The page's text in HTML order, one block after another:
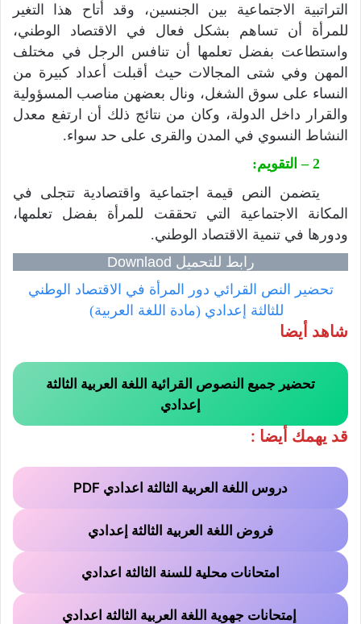
التراتبية الاجتماعية بين الجنسين، وقد أتاح هذا التغير
للمرأة أن تساهم بشكل فعال في الاقتصاد الوطني،
واستطاعت بفضل تعلمها أن تنافس الرجل في مختلف
المهن وفي شتى المجالات حيث أقبلت أعداد كبيرة من
النساء على سوق الشغل، ونال بعضهن مناصب المسؤولية
والقرار داخل الدولة، وكان من نتائج ذلك أن ارتفع معدل
النشاط النسوي في المدن والقرى على حد سواء.
2 – التقويم:
يتضمن النص قيمة اجتماعية واقتصادية تتجلى في
المكانة الاجتماعية التي تحققت للمرأة بفضل تعلمها،
ودورها في تنمية الاقتصاد الوطني.
رابط للتحميل Downlaod
تحضير النص القرائي دور المرأة في الاقتصاد الوطني
للثالثة إعدادي (مادة اللغة العربية)
شاهد أيضا
تحضير جميع النصوص القرائية اللغة العربية الثالثة
إعدادي
قد يهمك أيضا :
دروس اللغة العربية الثالثة اعدادي PDF
فروض اللغة العربية الثالثة إعدادي
امتحانات محلية للسنة الثالثة اعدادي
إمتحانات جهوية اللغة العربية الثالثة اعدادي